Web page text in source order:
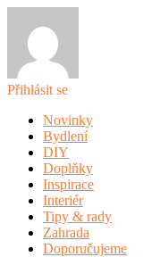
Přihlásit se
Novinky
Bydlení
DIY
Doplňky
Inspirace
Interiér
Tipy & rady
Zahrada
Doporučujeme